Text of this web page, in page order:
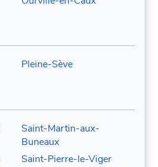
Pleine-Sève
Saint-Martin-aux-
Buneaux
Saint-Pierre-le-Viger